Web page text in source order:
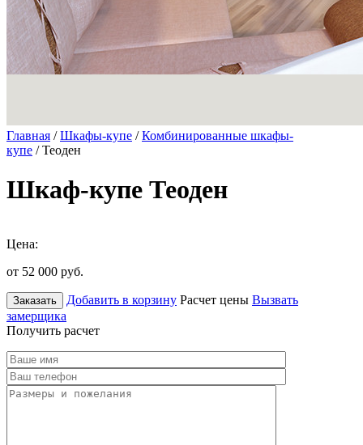
Главная /Шкафы-купе /Комбинированные шкафы-
купе / Теоден
Шкаф-купе Теоден
Цена:
от 52 000 руб.
Заказать Добавить в корзину Расчет цены Вызвать
замерщика
Получить расчет